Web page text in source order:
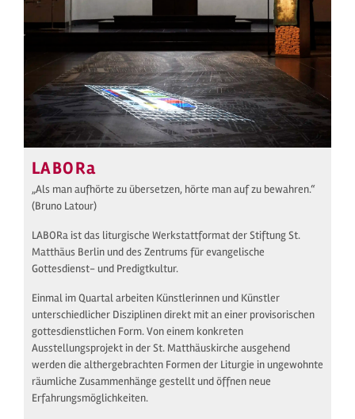
LABORa
„Als man aufhörte zu übersetzen, hörte man auf zu bewahren.“
(Bruno Latour)
LABORa ist das liturgische Werkstattformat der Stiftung St.
Matthäus Berlin und des Zentrums für evangelische
Gottesdienst- und Predigtkultur.
Einmal im Quartal arbeiten Künstlerinnen und Künstler
unterschiedlicher Disziplinen direkt mit an einer provisorischen
gottesdienstlichen Form. Von einem konkreten
Ausstellungsprojekt in der St. Matthäuskirche ausgehend
werden die althergebrachten Formen der Liturgie in ungewohnte
räumliche Zusammenhänge gestellt und öffnen neue
Erfahrungsmöglichkeiten.